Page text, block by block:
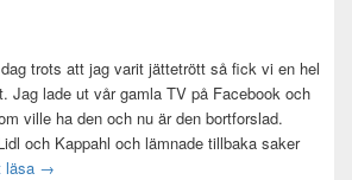
trots att jag varit jättetrött så fick vi en hel
Jag lade ut vår gamla TV på Facebook och
ville ha den och nu är den bortforslad.
och Kappahl och lämnade tillbaka saker
läsa Idag var det en bra dag
→